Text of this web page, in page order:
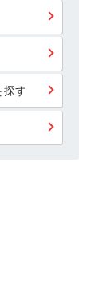
探す